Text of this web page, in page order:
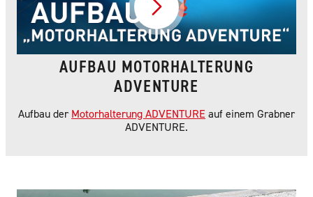
AUFBAU MOTORHALTERUNG
ADVENTURE
Aufbau der Motorhalterung ADVENTURE auf einem Grabner
ADVENTURE.